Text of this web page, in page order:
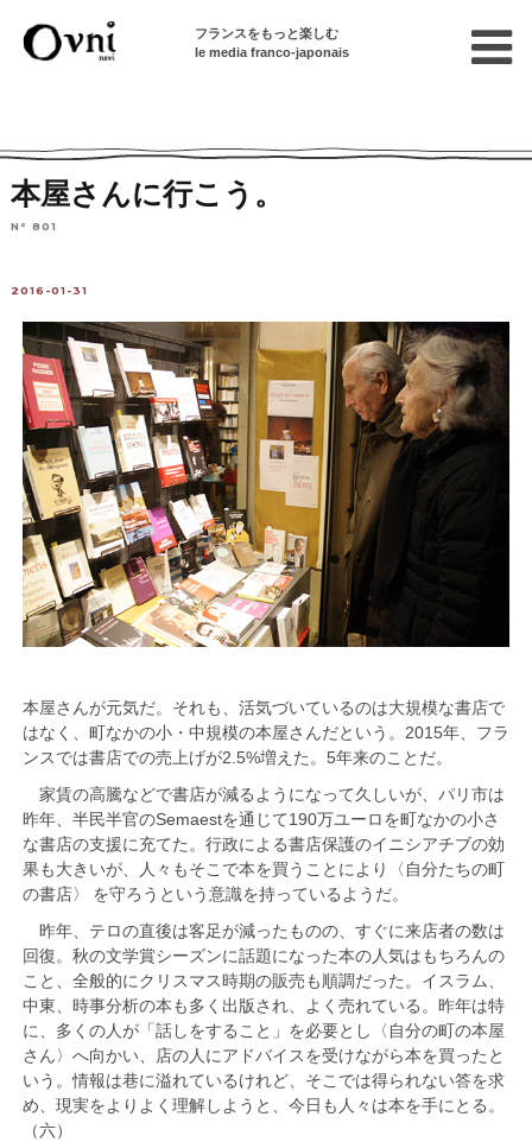
フランスをもっと楽しむ
le media franco-japonais
本屋さんに行こう。
N° 801
2016-01-31
本屋さんが元気だ。それも、活気づいているのは大規模な書店で
はなく、町なかの小・中規模の本屋さんだという。2015年、フラ
ンスでは書店での売上げが2.5%増えた。5年来のことだ。
家賃の高騰などで書店が減るようになって久しいが、パリ市は
昨年、半民半官のSemaestを通じて190万ユーロを町なかの小さ
な書店の支援に充てた。行政による書店保護のイニシアチブの効
果も大きいが、人々もそこで本を買うことにより〈自分たちの町
の書店〉 を守ろうという意識を持っているようだ。
昨年、テロの直後は客足が減ったものの、すぐに来店者の数は
回復。秋の文学賞シーズンに話題になった本の人気はもちろんの
こと、全般的にクリスマス時期の販売も順調だった。イスラム、
中東、時事分析の本も多く出版され、よく売れている。昨年は特
に、多くの人が「話しをすること」を必要とし〈自分の町の本屋
さん〉へ向かい、店の人にアドバイスを受けながら本を買ったと
いう。情報は巷に溢れているけれど、そこでは得られない答を求
め、現実をよりよく理解しようと、今日も人々は本を手にとる。
（六）